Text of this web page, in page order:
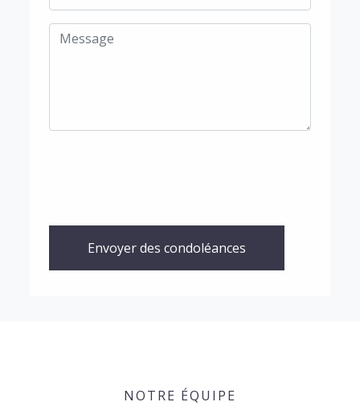
Envoyer des condoléances
NOTRE ÉQUIPE